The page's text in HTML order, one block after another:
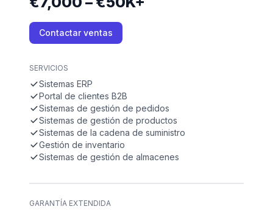
Contactar ventas
SERVICIOS
Sistemas ERP
Portal de clientes B2B
Sistemas de gestión de pedidos
Sistemas de gestión de productos
Sistemas de la cadena de suministro
Gestión de inventario
Sistemas de gestión de almacenes
GARANTÍA EXTENDIDA